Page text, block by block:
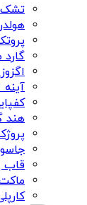
تشک
هند
قاب